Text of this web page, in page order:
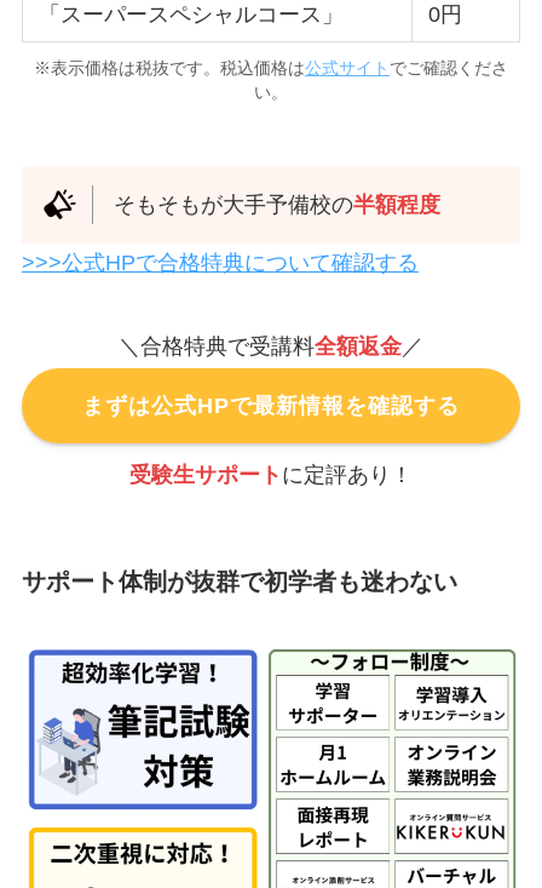
「スーパースペシャルコース」
0円
※表示価格は税抜です。税込価格は公式サイト でご確認くださ
い。
そもそもが大手予備校の半額程度
>>>公式HPで合格特典について確認する
＼合格特典で受講料全額返金 ／
まずは公式HPで最新情報を確認する
受験生サポート に定評あり！
サポート体制が抜群で初学者も迷わない